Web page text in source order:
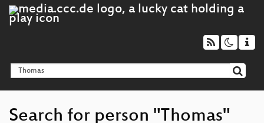
Search for person "Thomas"